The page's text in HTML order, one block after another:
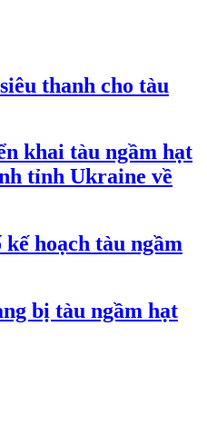
thanh cho tàu
khai tàu ngầm hạt
tỉnh Ukraine về
hoạch tàu ngầm
bị tàu ngầm hạt